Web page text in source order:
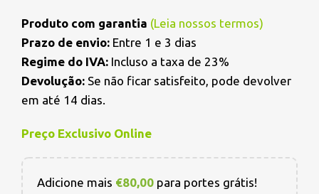
Produto com garantia (Leia nossos termos)
Prazo de envio: Entre 1 e 3 dias
Regime do IVA: Incluso a taxa de 23%
Devolução: Se não ficar satisfeito, pode devolver
em até 14 dias.
Preço Exclusivo Online
Adicione mais €80,00 para portes grátis!